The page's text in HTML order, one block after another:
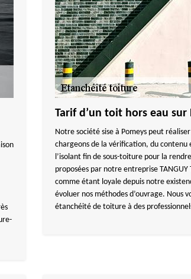
Tarif d’un toit hors eau sur
Notre société sise à Pomeys peut
chargeons de la vérification, du
l’isolant fin de sous-toiture pour la
proposées par notre entreprise TANGUY
comme étant loyale depuis notre
évoluer nos méthodes d’ouvrage. Nous
étanchéité de toiture à des